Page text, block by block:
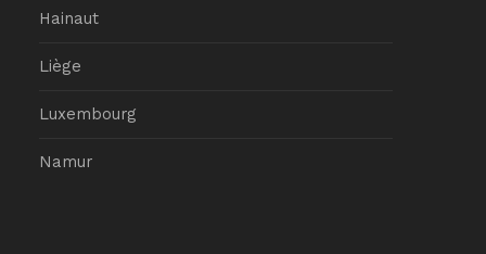
Hainaut
Liège
Luxembourg
Namur